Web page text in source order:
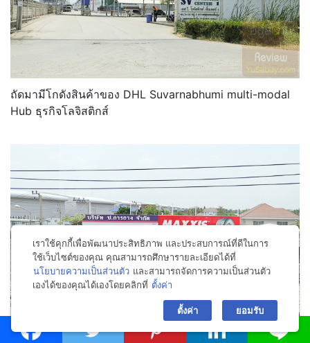
ถัดมามีโกดังสินค้าของ DHL Suvarnabhumi multi-modal
Hub ธุรกิจโลจิสติกส์
เราใช้คุกกี้เพื่อพัฒนาประสิทธิภาพ และประสบการณ์ที่ดีในการ
ใช้เว็บไซต์ของคุณ คุณสามารถศึกษารายละเอียดได้ที่
นโยบายความเป็นส่วนตัว และสามารถจัดการความเป็นส่วนตัว
เองได้ของคุณได้เองโดยคลิกที่ ตั้งค่า
ตั้งค่า ยอมรับ